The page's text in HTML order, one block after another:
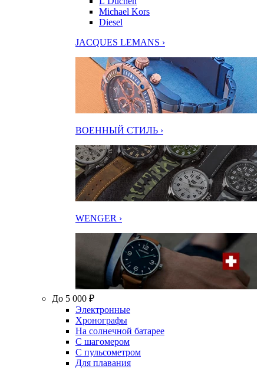
Michael Kors
Diesel
JACQUES LEMANS ›
ВОЕННЫЙ СТИЛЬ ›
WENGER ›
До 5 000 ₽
Электронные
Хронографы
На солнечной батарее
С шагомером
С пульсометром
Для плавания